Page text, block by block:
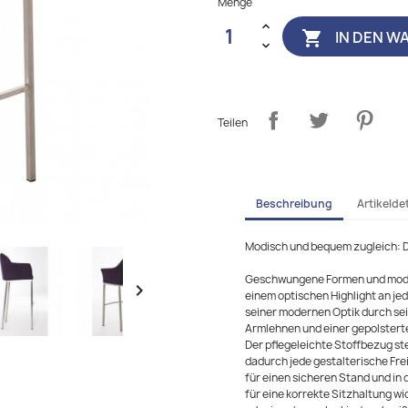

 IN DEN
Teilen
Beschreibung
Modisch und bequem zugleich:
Geschwungene Formen und
einem optischen Highlight an
seiner modernen Optik durch
Armlehnen und einer
Der pflegeleichte Stoffbezug
dadurch jede gestalterische
für einen sicheren Stand und in
für eine korrekte Sitzhaltung